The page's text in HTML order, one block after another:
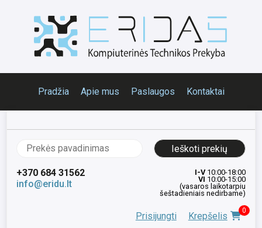
Pradžia Apie mus Paslaugos Kontaktai
Ieškoti:
+370 684 31562
info@eridu.lt
I-V10:00-18:00
VI 10:00-15:00
(vasaros laikotarpiu
šeštadieniais nedirbame)
Prisijungti Krepšelis 0